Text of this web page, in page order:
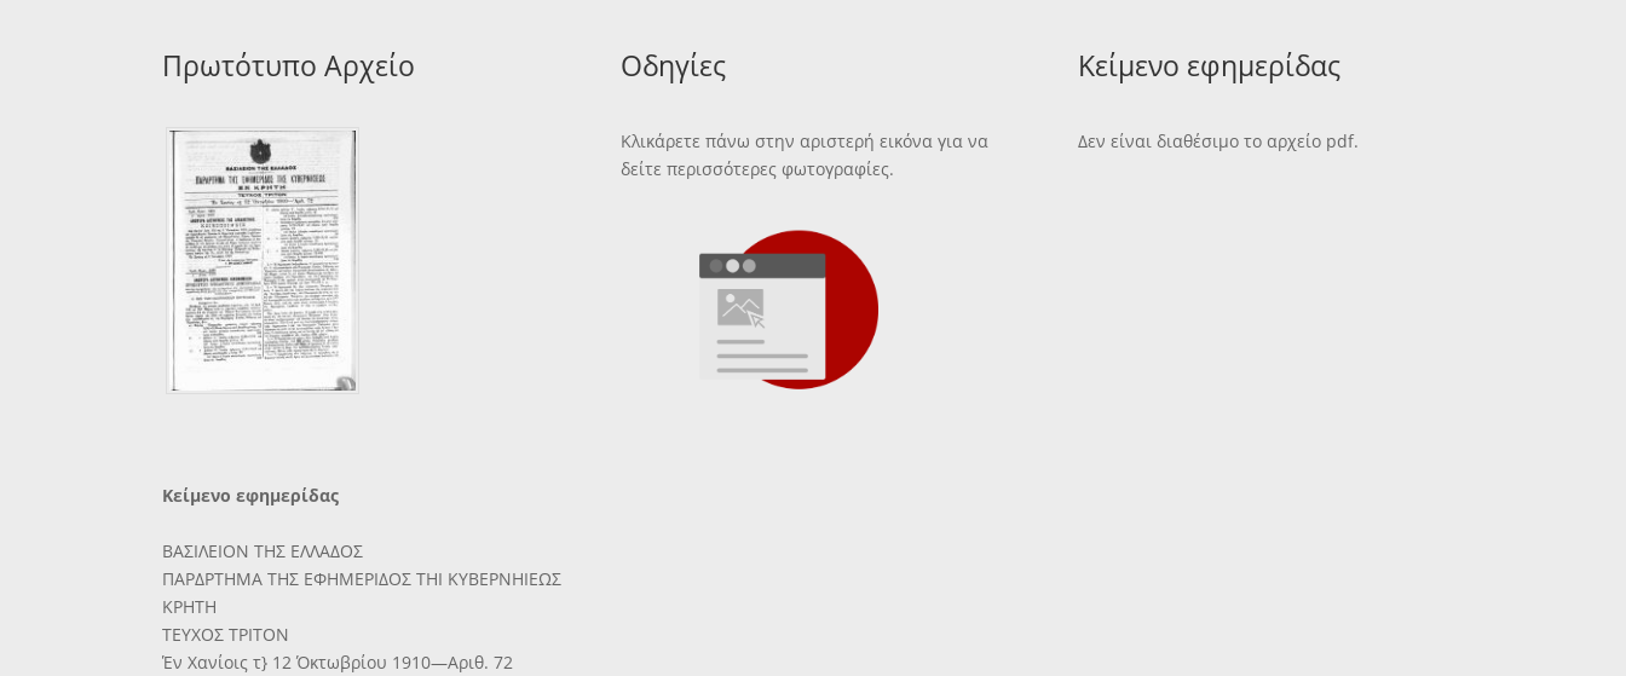
Πρωτότυπο Αρχείο Οδηγίες
Κλικάρετε πάνω στην αριστερή εικόνα για να
δείτε περισσότερες φωτογραφίες.
Κείμενο εφημερίδας
Δεν είναι διαθέσιμο το αρχείο pdf.
Κείμενο εφημερίδας
ΒΑΣΙΛΕΙΟΝ ΤΗΣ ΕΛΛΑΔΟΣ
ΠΑΡΔΡΤΗΜΑ ΤΗΣ ΕΦΗΜΕΡΙΔΟΣ ΤΗΙ ΚΥΒΕΡΝΗΙΕΩΣ
ΚΡΗΤΗ
ΤΕΥΧΟΣ ΤΡΙΤΟΝ
Έν Χανίοις τ} 12 Όκτωβρίου 1910—Αριθ. 72